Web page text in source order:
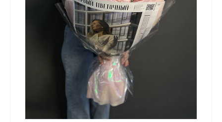
В корзину
Мишка Мини №1